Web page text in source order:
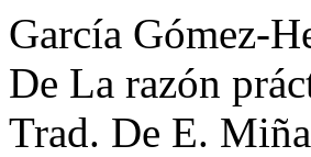
García Gómez-
De La razón
Trad. De E.